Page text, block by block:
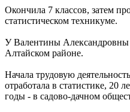
Окончила 7 классов, затем
статистическом техникуме.
У Валентины Александровны
Алтайском районе.
Начала трудовую
отработала в статистике, 20
годы - в садово-дачном